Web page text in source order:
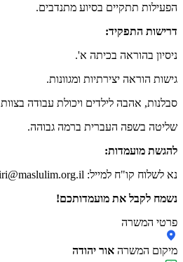
הפעילות תתקיים בסיוע מתנדבים.
דרישות התפקיד:
ניסיון בהוראה בכיתה א'.
גישות הוראה יצירתיות ומגוונות.
סבלנות, אהבה לילדים ויכולת עבודה
שליטה בשפה העברית ברמה גבוהה.
להגשת מועמדות:
נא לשלוח קו"ח למייל: shiri@maslulim.org.il‏
נשמח לקבל את מועמדותכם!
פרטי המשרה
מיקום המשרה אור יהודה